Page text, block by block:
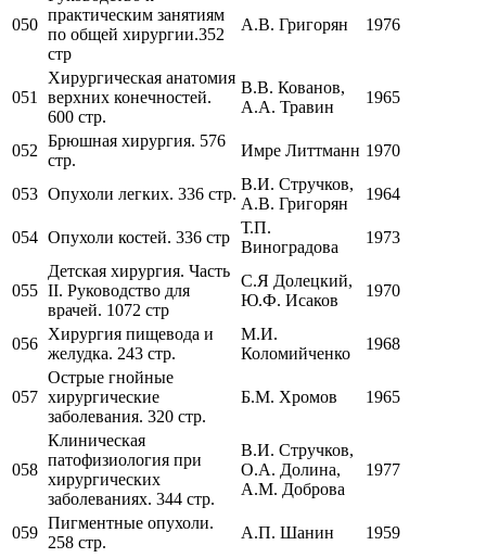
050
практическим занятиям
по общей хирургии.352
стр
А.В. Григорян 1976
051
Хирургическая анатомия
верхних конечностей.
600 стр.
В.В. Кованов,
А.А. Травин
1965
052
Брюшная хирургия. 576
стр.
Имре Литтманн 1970
053 Опухоли легких. 336 стр.
В.И. Стручков,
А.В. Григорян
1964
054 Опухоли костей. 336 стр
Т.П.
Виноградова
1973
055
Детская хирургия. Часть
II. Руководство для
врачей. 1072 стр
С.Я Долецкий,
Ю.Ф. Исаков
1970
056
Хирургия пищевода и
желудка. 243 стр.
М.И.
Коломийченко
1968
057
Острые гнойные
хирургические
заболевания. 320 стр.
Б.М. Хромов 1965
058
Клиническая
патофизиология при
хирургических
заболеваниях. 344 стр.
В.И. Стручков,
О.А. Долина,
А.М. Доброва
1977
059
Пигментные опухоли.
258 стр.
А.П. Шанин 1959